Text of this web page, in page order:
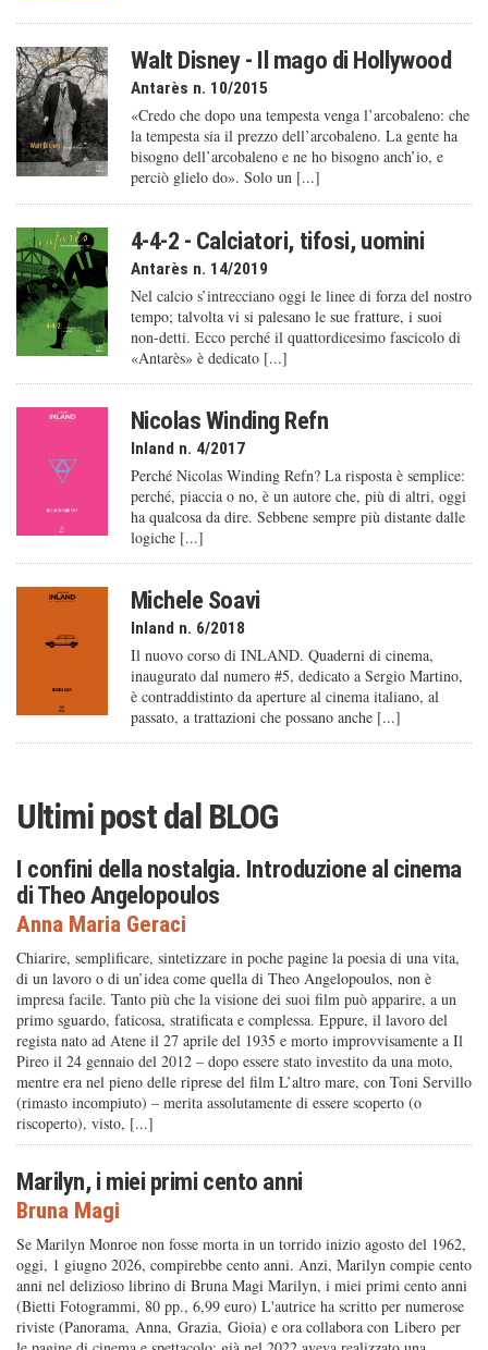
Walt Disney - Il mago di Hollywood
Antarès n. 10/2015
«Credo che dopo una tempesta venga l’arcobaleno: che
la tempesta sia il prezzo dell’arcobaleno. La gente ha
bisogno dell’arcobaleno e ne ho bisogno anch’io, e
perciò glielo do». Solo un [...]
4-4-2 - Calciatori, tifosi, uomini
Antarès n. 14/2019
Nel calcio s’intrecciano oggi le linee di forza del nostro
tempo; talvolta vi si palesano le sue fratture, i suoi
non-detti. Ecco perché il quattordicesimo fascicolo di
«Antarès» è dedicato [...]
Nicolas Winding Refn
Inland n. 4/2017
Perché Nicolas Winding Refn? La risposta è semplice:
perché, piaccia o no, è un autore che, più di altri, oggi
ha qualcosa da dire. Sebbene sempre più distante dalle
logiche [...]
Michele Soavi
Inland n. 6/2018
Il nuovo corso di INLAND. Quaderni di cinema,
inaugurato dal numero #5, dedicato a Sergio Martino,
è contraddistinto da aperture al cinema italiano, al
passato, a trattazioni che possano anche [...]
Ultimi post dal BLOG
I confini della nostalgia. Introduzione al cinema
di Theo Angelopoulos
Anna Maria Geraci
Chiarire, semplificare, sintetizzare in poche pagine la poesia di una vita,
di un lavoro o di un’idea come quella di Theo Angelopoulos, non è
impresa facile. Tanto più che la visione dei suoi film può apparire, a un
primo sguardo, faticosa, stratificata e complessa. Eppure, il lavoro del
regista nato ad Atene il 27 aprile del 1935 e morto improvvisamente a Il
Pireo il 24 gennaio del 2012 – dopo essere stato investito da una moto,
mentre era nel pieno delle riprese del film L’altro mare, con Toni Servillo
(rimasto incompiuto) – merita assolutamente di essere scoperto (o
riscoperto), visto, [...]
Marilyn, i miei primi cento anni
Bruna Magi
Se Marilyn Monroe non fosse morta in un torrido inizio agosto del 1962,
oggi, 1 giugno 2026, compirebbe cento anni. Anzi, Marilyn compie cento
anni nel delizioso librino di Bruna Magi Marilyn, i miei primi cento anni
(Bietti Fotogrammi, 80 pp., 6,99 euro) L'autrice ha scritto per numerose
riviste (Panorama, Anna, Grazia, Gioia) e ora collabora con Libero per